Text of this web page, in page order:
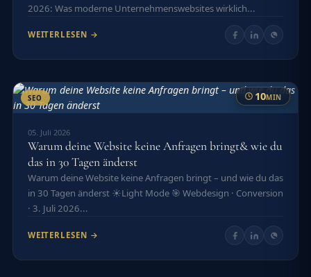
2026: Was moderne Unternehmenswebsites wirklich...
WEITERLESEN →
SEO 10MIN
05. Juli 2026
Warum deine Website keine Anfragen bringt& wie du
das in 30 Tagen änderst
Warum deine Website keine Anfragen bringt – und wie du das
in 30 Tagen änderst ☀️Light Mode 🎯 Webdesign · Conversion
· 3. Juli 2026...
WEITERLESEN →